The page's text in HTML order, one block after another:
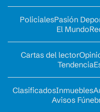
PolicialesPasión
El Mundo
Cartas del lector
Tendencia
ClasificadosInmuebles
Avisos